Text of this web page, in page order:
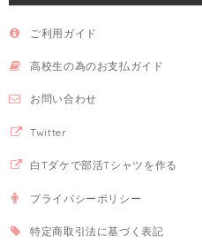
ご利用ガイド
高校生の為のお支払ガイド
お問い合わせ
Twitter
白Tダケで部活Tシャツを作る
プライバシーポリシー
特定商取引法に基づく表記